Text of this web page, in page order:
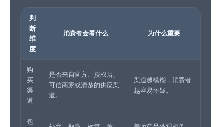
判
断
维
度
消费者会看什么 为什么重要
购
买
渠
道
是否来自官方、授权店、
可信商家或清楚的供应渠
道。
渠道越模糊，消费者
越容易怀疑。
包